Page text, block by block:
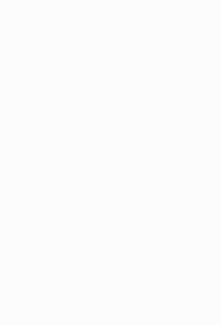
instalaci je systém uveden
budoucího servisu a